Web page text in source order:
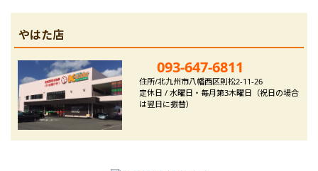
やはた店
093-647-6811
住所/北九州市八幡西区則松2-11-26
定休日 / 水曜日・毎月第3木曜日（祝日の場合
は翌日に振替）